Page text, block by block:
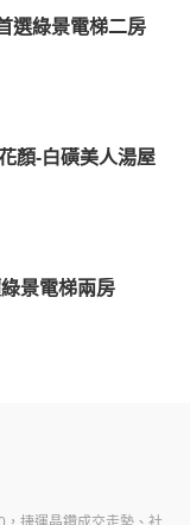
選綠景電梯二房
顏-白磺美人湯屋
景電梯兩房